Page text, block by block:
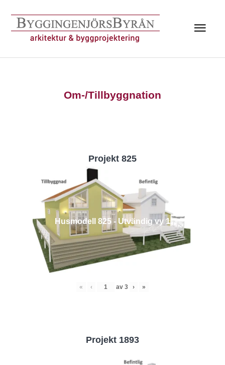
innehåll
Om-/Tillbyggnation
Projekt 825
Husmodell 825 - Utvändig vy 1
« ‹ av 3 › »
Projekt 1893